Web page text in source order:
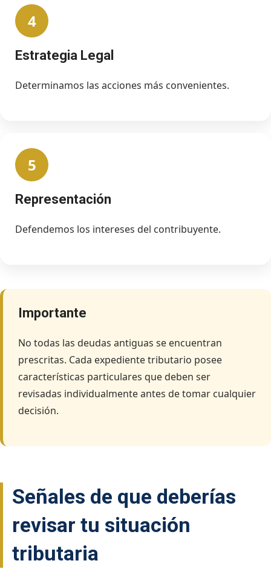
4
Estrategia Legal
Determinamos las acciones más convenientes.
5
Representación
Defendemos los intereses del contribuyente.
Importante
No todas las deudas antiguas se encuentran
prescritas. Cada expediente tributario posee
características particulares que deben ser
revisadas individualmente antes de tomar cualquier
decisión.
Señales de que deberías
revisar tu situación
tributaria